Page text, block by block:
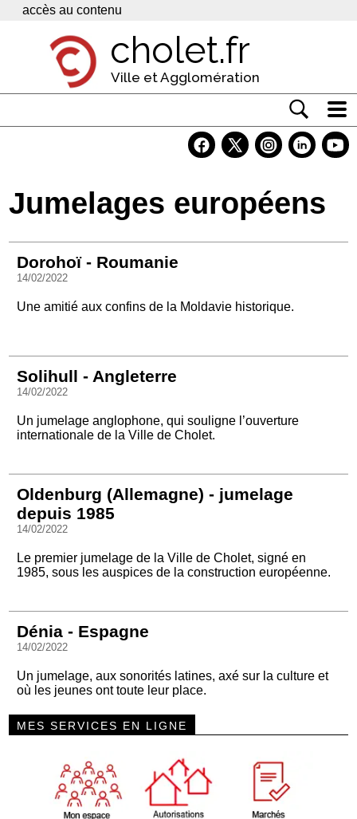
Panneau de gestion des cookies
accès au contenu
cholet.fr
Ville et Agglomération
Economie
Services
Contacts
Jumelages européens
Dorohoï - Roumanie
14/02/2022
Une amitié aux confins de la Moldavie historique.
Solihull - Angleterre
14/02/2022
Un jumelage anglophone, qui souligne l’ouverture
internationale de la Ville de Cholet.
Oldenburg (Allemagne) - jumelage
depuis 1985
14/02/2022
Le premier jumelage de la Ville de Cholet, signé en
1985, sous les auspices de la construction européenne.
Dénia - Espagne
14/02/2022
Un jumelage, aux sonorités latines, axé sur la culture et
où les jeunes ont toute leur place.
MES SERVICES EN LIGNE